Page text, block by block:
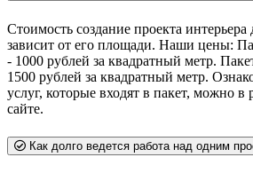
Стоимость создание проекта
зависит от его площади. Наши цены:
- 1000 рублей за квадратный метр.
1500 рублей за квадратный метр.
услуг, которые входят в пакет, можно в
сайте.
Как долго ведется работа над одним